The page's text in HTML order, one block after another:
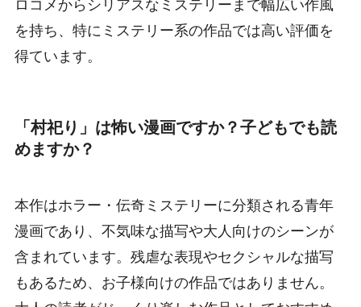
ロコメからシリアスなミステリーまで幅広い作風
を持ち、特にミステリー系の作品では高い評価を
得ています。
「村祀り」は怖い漫画ですか？子どもでも読
めますか？
本作はホラー・伝奇ミステリーに分類される青年
漫画であり、不気味な描写や大人向けのシーンが
含まれています。残虐な表現やセクシャルな描写
もあるため、お子様向けの作品ではありません。